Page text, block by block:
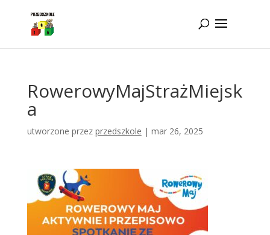
RowerowyMajStrażMiejsk
a
utworzone przez przedszkole | mar 26, 2025